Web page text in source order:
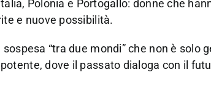
Polonia e Portogallo: donne che
e nuove possibilità.
“tra due mondi” che non è solo
dove il passato dialoga con il